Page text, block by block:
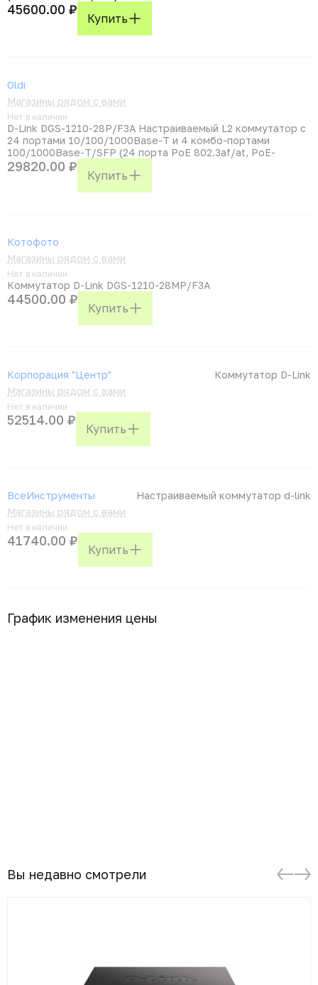
45600.00 ₽
Купить
Oldi
Магазины рядом с вами
Нет в наличии
D-Link DGS-1210-28P/F3A Настраиваемый L2 коммутатор с
24 портами 10/100/1000Base-T и 4 комбо-портами
100/1000Base-T/SFP (24 порта PoE 802.3af/at, PoE-
29820.00 ₽
Купить
Котофото
Магазины рядом с вами
Нет в наличии
Коммутатор D-Link DGS-1210-28MP/F3A
44500.00 ₽
Купить
Корпорация "Центр"
Магазины рядом с вами
Нет в наличии
Коммутатор D-Link
52514.00 ₽
Купить
ВсеИнструменты
Магазины рядом с вами
Нет в наличии
Настраиваемый коммутатор d-link
41740.00 ₽
Купить
График изменения цены
Вы недавно смотрели